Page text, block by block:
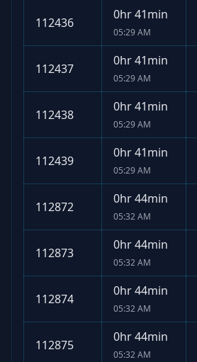
112436
0hr 41min
05:29 AM
112437
0hr 41min
05:29 AM
112438
0hr 41min
05:29 AM
112439
0hr 41min
05:29 AM
112872
0hr 44min
05:32 AM
112873
0hr 44min
05:32 AM
112874
0hr 44min
05:32 AM
112875
0hr 44min
05:32 AM